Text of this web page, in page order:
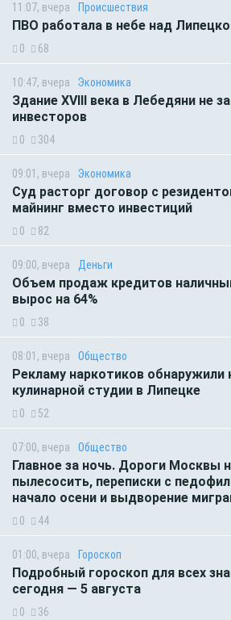
11:07, вчера Происшествия
ПВО работала в небе над
0 68
10:47, вчера Экономика
Здание XVIII века в Лебедяни не
инвесторов
0 304
09:01, вчера Экономика
Суд расторг договор с
майнинг вместо инвестиций
0 82
09:00, вчера Деньги
Объем продаж кредитов
вырос на 64%
0 38
08:01, вчера Общество
Рекламу наркотиков обнаружили
кулинарной студии в Липецке
0 52
07:00, вчера Общество
Главное за ночь. Дороги Москвы
пылесосить, переписки с
начало осени и выдворение
0 44
01:00, вчера Гороскоп
Подробный гороскоп для всех
сегодня — 5 августа
0 36